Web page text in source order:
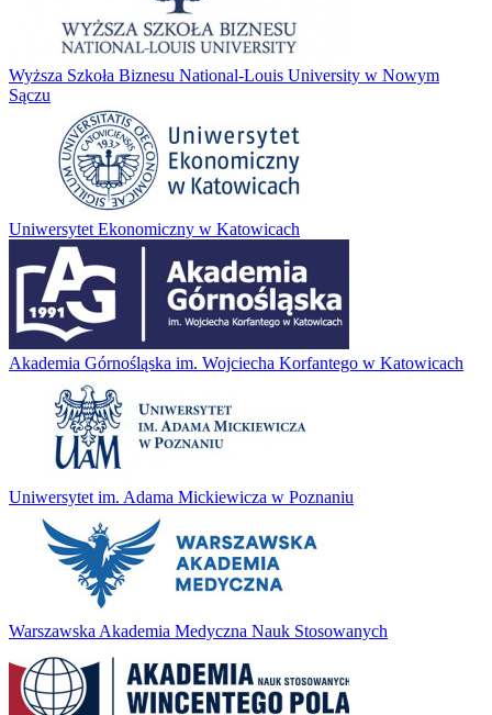
Wyższa Szkoła Biznesu National-Louis University w Nowym
Sączu
Uniwersytet Ekonomiczny w Katowicach
Akademia Górnośląska im. Wojciecha Korfantego w Katowicach
Uniwersytet im. Adama Mickiewicza w Poznaniu
Warszawska Akademia Medyczna Nauk Stosowanych